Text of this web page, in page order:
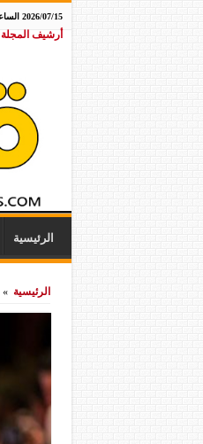
2026/07/15 الساعة 11:25 مساءً
أرشيف المجلة |
الرئيسية
الرئيسية »